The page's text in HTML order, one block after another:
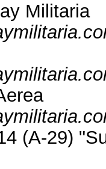
Militaria
(A-29)